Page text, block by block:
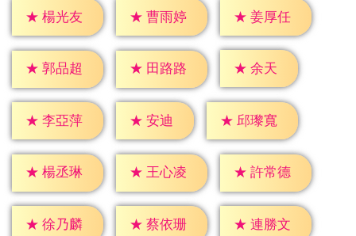
★ 楊光友 ★ 曹雨婷 ★ 姜厚任
★ 郭品超 ★ 田路路 ★ 余天
★ 李亞萍 ★ 安迪 ★ 邱瓈寬
★ 楊丞琳 ★ 王心凌 ★ 許常德
★ 徐乃麟 ★ 蔡依珊 ★ 連勝文